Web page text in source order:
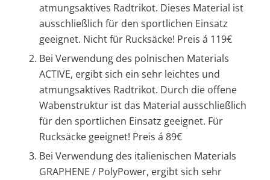
atmungsaktives Radtrikot. Dieses Material ist
ausschließlich für den sportlichen Einsatz
geeignet. Nicht für Rucksäcke! Preis á 119€
Bei Verwendung des polnischen Materials
ACTIVE, ergibt sich ein sehr leichtes und
atmungsaktives Radtrikot. Durch die offene
Wabenstruktur ist das Material ausschließlich
für den sportlichen Einsatz geeignet. Für
Rucksäcke geeignet! Preis á 89€
Bei Verwendung des italienischen Materials
GRAPHENE / PolyPower, ergibt sich sehr